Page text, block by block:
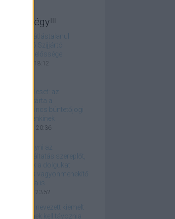
a gátlástalanul
Szijjártó
felelőssége
július 04. 18:12
baleset: az
lezárta a
nincs büntetőjogi
senkinek
június 06. 20:36
kell hagyni az
szereplőt,
tehessék a dolgukat:
le a vagyonmenekítő
lovagokra is
április 28. 23:52
bábnak nevezett kiemelt
vezetőnek kell távoznia